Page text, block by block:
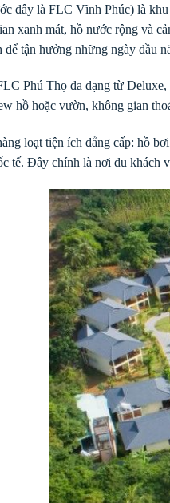
đây là FLC Vĩnh Phúc) là
xanh mát, hồ nước rộng và
tận hưởng những ngày đầu
Phú Thọ đa dạng từ
hồ hoặc vườn, không gian
loạt tiện ích đẳng cấp: hồ
tế. Đây chính là nơi du khách